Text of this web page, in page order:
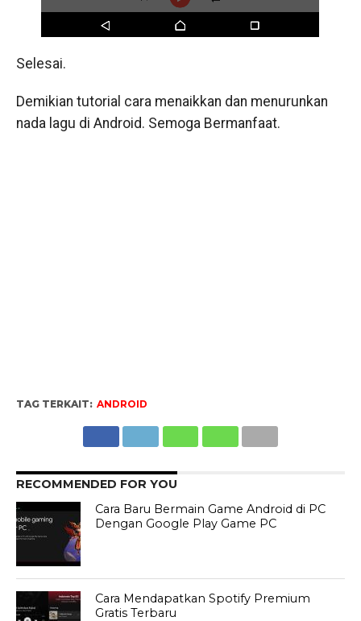
Selesai.
Demikian tutorial cara menaikkan dan menurunkan
nada lagu di Android. Semoga Bermanfaat.
TAG TERKAIT: ANDROID
RECOMMENDED FOR YOU
Cara Baru Bermain Game Android di PC
Dengan Google Play Game PC
Cara Mendapatkan Spotify Premium
Gratis Terbaru